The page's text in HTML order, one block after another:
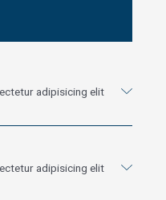
adipisicing elit
adipisicing elit